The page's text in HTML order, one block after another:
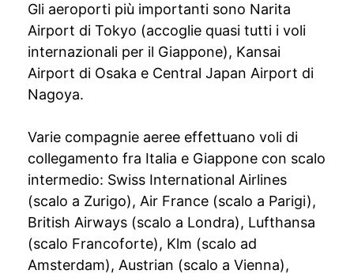
Gli aeroporti più importanti sono Narita
Airport di Tokyo (accoglie quasi tutti i voli
internazionali per il Giappone), Kansai
Airport di Osaka e Central Japan Airport di
Nagoya.
Varie compagnie aeree effettuano voli di
collegamento fra Italia e Giappone con scalo
intermedio: Swiss International Airlines
(scalo a Zurigo), Air France (scalo a Parigi),
British Airways (scalo a Londra), Lufthansa
(scalo Francoforte), Klm (scalo ad
Amsterdam), Austrian (scalo a Vienna),